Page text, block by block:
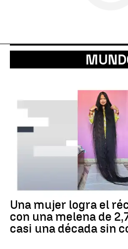
Una mujer logra el
con una melena de
casi una década sin